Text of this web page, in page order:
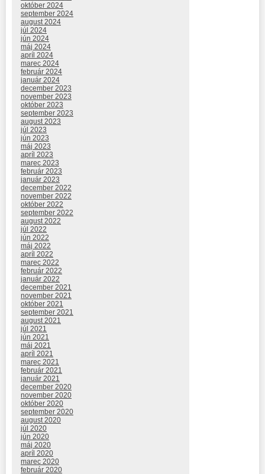
október 2024
september 2024
august 2024
júl 2024
jún 2024
máj 2024
apríl 2024
marec 2024
február 2024
január 2024
december 2023
november 2023
október 2023
september 2023
august 2023
júl 2023
jún 2023
máj 2023
apríl 2023
marec 2023
február 2023
január 2023
december 2022
november 2022
október 2022
september 2022
august 2022
júl 2022
jún 2022
máj 2022
apríl 2022
marec 2022
február 2022
január 2022
december 2021
november 2021
október 2021
september 2021
august 2021
júl 2021
jún 2021
máj 2021
apríl 2021
marec 2021
február 2021
január 2021
december 2020
november 2020
október 2020
september 2020
august 2020
júl 2020
jún 2020
máj 2020
apríl 2020
marec 2020
február 2020